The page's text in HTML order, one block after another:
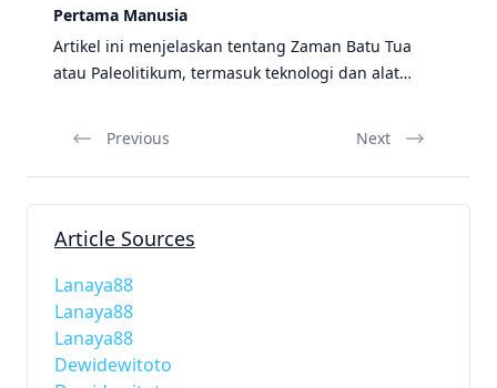
Pertama Manusia
Artikel ini menjelaskan tentang Zaman Batu Tua
atau Paleolitikum, termasuk teknologi dan alat
Previous Next
Article Sources
Lanaya88
Lanaya88
Lanaya88
Dewidewitoto